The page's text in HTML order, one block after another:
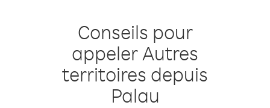
Conseils pour
appeler Autres
territoires depuis
Palau